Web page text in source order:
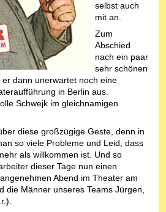
selbst auch
mit an.
Zum
Abschied
nach ein paar
sehr schönen
dann unerwartet noch eine
in Berlin aus.
Schwejk im gleichnamigen
diese großzügige Geste, denn in
so viele Probleme und Leid, dass
als willkommen ist. Und so
dieser Tage nun einen
Abend im Theater am
die Männer unseres Teams Jürgen,